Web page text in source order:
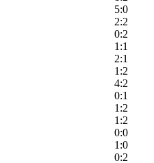
5:0
2:2
0:2
1:1
2:1
1:2
4:2
0:1
1:2
1:2
0:0
1:0
0:2